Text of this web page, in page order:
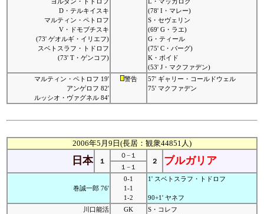
D・テルキイスキ
マルティン・ペトロフ
V・ドモブチスキ
(73' ゲオルギ・イリエフ)
スベトスラフ・トドロフ
(73' T・ゲンコフ)
(78' I・マレー)
S・セヴェリン
(69' G・ラエ)
G・ティール
(75' C・バーグ)
K・ボイド
(53' J・マクファデン)
マルティン・ペトロフ 19'
アンゲロフ 82'
ルッシオ・ヴァグネル 84'
警告
57' ギャリー・コールドウェル
75' マクファデン
2006年5月9日(長居：観衆44851人)
日本 １
０−１
２
ブルガリア
１−１
巻誠一郎 76'
0-1
1-1
1-2
1' スベトスラフ・トドロフ
90+1' ヤネフ
川口能活
GK
S・コレフ